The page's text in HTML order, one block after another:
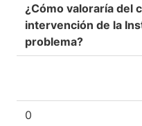
¿Cómo valoraría del
intervención de la
problema?
0